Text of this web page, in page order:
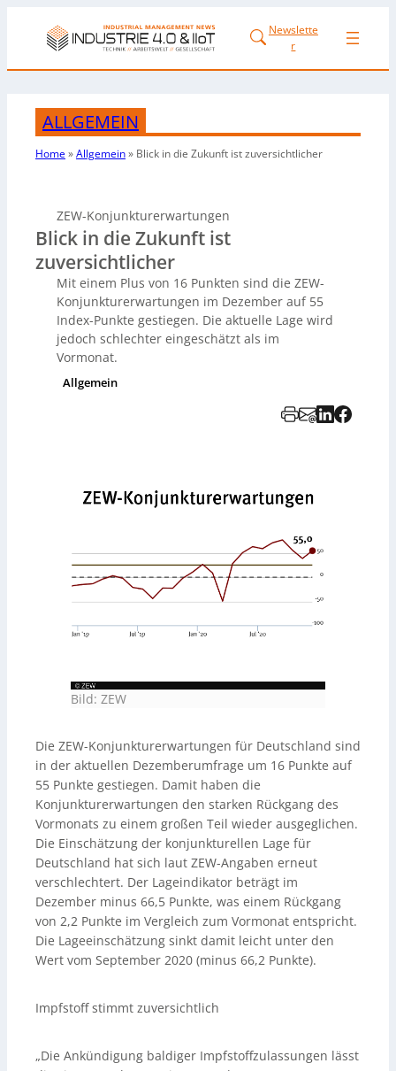
Newslette
r
ALLGEMEIN
Home»Allgemein» Blick in die Zukunft ist zuversichtlicher
ZEW-Konjunkturerwartungen
Blick in die Zukunft ist
zuversichtlicher
Mit einem Plus von 16 Punkten sind die ZEW-
Konjunkturerwartungen im Dezember auf 55
Index-Punkte gestiegen. Die aktuelle Lage wird
jedoch schlechter eingeschätzt als im
Vormonat.
Allgemein
Bild: ZEW
Die ZEW-Konjunkturerwartungen für Deutschland sind
in der aktuellen Dezemberumfrage um 16 Punkte auf
55 Punkte gestiegen. Damit haben die
Konjunkturerwartungen den starken Rückgang des
Vormonats zu einem großen Teil wieder ausgeglichen.
Die Einschätzung der konjunkturellen Lage für
Deutschland hat sich laut ZEW-Angaben erneut
verschlechtert. Der Lageindikator beträgt im
Dezember minus 66,5 Punkte, was einem Rückgang
von 2,2 Punkte im Vergleich zum Vormonat entspricht.
Die Lageeinschätzung sinkt damit leicht unter den
Wert vom September 2020 (minus 66,2 Punkte).
Impfstoff stimmt zuversichtlich
„Die Ankündigung baldiger Impfstoffzulassungen lässt